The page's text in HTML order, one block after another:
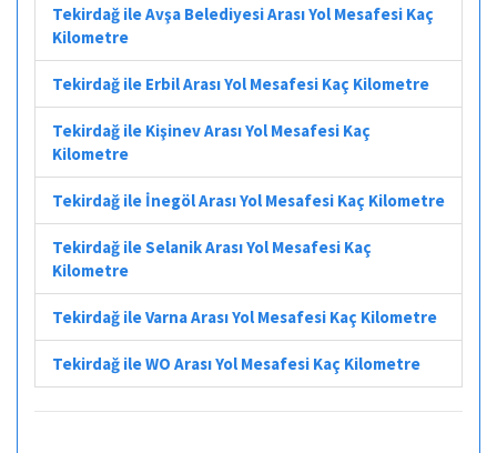
Tekirdağ ile Avşa Belediyesi Arası Yol Mesafesi Kaç
Kilometre
Tekirdağ ile Erbil Arası Yol Mesafesi Kaç Kilometre
Tekirdağ ile Kişinev Arası Yol Mesafesi Kaç
Kilometre
Tekirdağ ile İnegöl Arası Yol Mesafesi Kaç Kilometre
Tekirdağ ile Selanik Arası Yol Mesafesi Kaç
Kilometre
Tekirdağ ile Varna Arası Yol Mesafesi Kaç Kilometre
Tekirdağ ile WO Arası Yol Mesafesi Kaç Kilometre